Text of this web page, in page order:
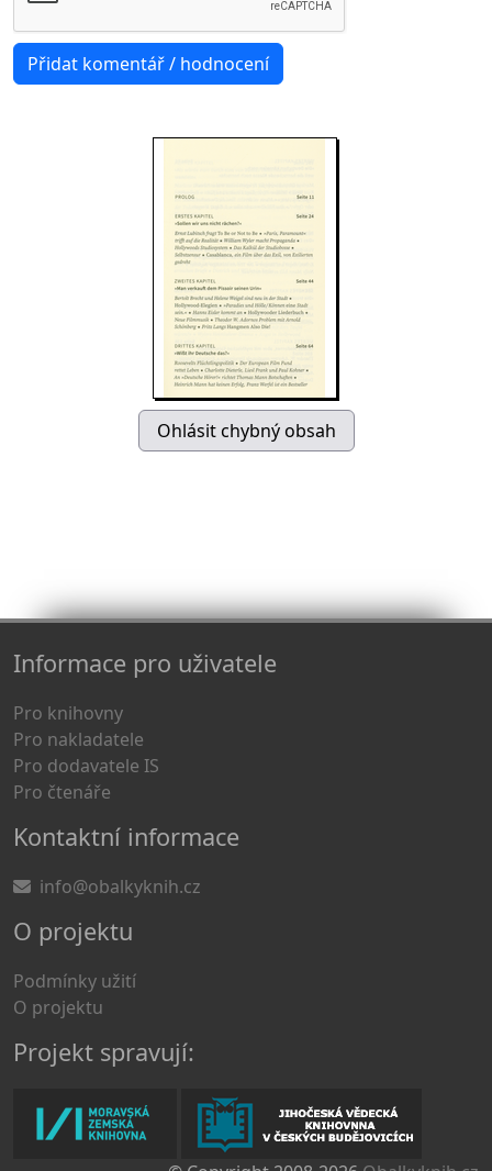
Informace pro uživatele
Pro knihovny
Pro nakladatele
Pro dodavatele IS
Pro čtenáře
Kontaktní informace
info@obalkyknih.cz
O projektu
Podmínky užití
O projektu
Projekt spravují: